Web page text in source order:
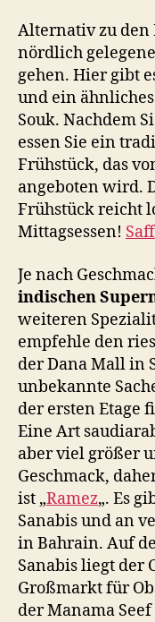
Alternativ zu den
nördlich
gehen. Hier gibt
und ein
Souk. Nachdem
essen Sie ein
Frühstück, das
angeboten wird.
Frühstück reicht
Mittagsessen!
Je nach
indischen
weiteren
empfehle den
der Dana Mall in
unbekannte
der ersten Etage
Eine Art
aber viel größer
Geschmack,
ist „Ramez„. Es
Sanabis und an
in Bahrain. Auf
Sanabis liegt der
Großmarkt für
der Manama